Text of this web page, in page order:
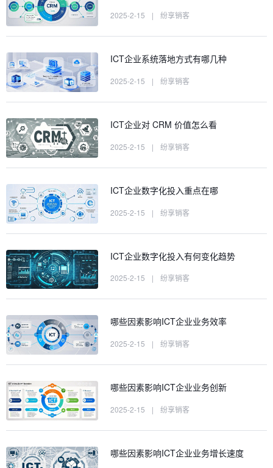
2025-2-15 | 纷享销客
ICT企业系统落地方式有哪几种
2025-2-15 | 纷享销客
ICT企业对 CRM 价值怎么看
2025-2-15 | 纷享销客
ICT企业数字化投入重点在哪
2025-2-15 | 纷享销客
ICT企业数字化投入有何变化趋势
2025-2-15 | 纷享销客
哪些因素影响ICT企业业务效率
2025-2-15 | 纷享销客
哪些因素影响ICT企业业务创新
2025-2-15 | 纷享销客
哪些因素影响ICT企业业务增长速度